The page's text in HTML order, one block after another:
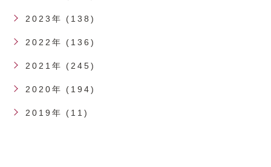
2023年 (138)
2022年 (136)
2021年 (245)
2020年 (194)
2019年 (11)